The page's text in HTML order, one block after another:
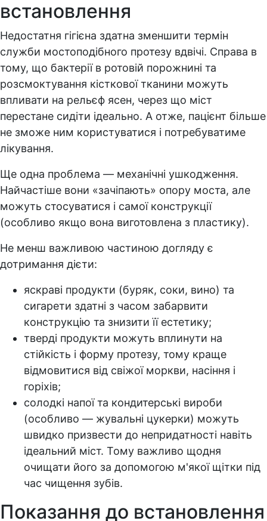
встановлення
Недостатня гігієна здатна зменшити термін
служби мостоподібного протезу вдвічі. Справа в
тому, що бактерії в ротовій порожнині та
розсмоктування кісткової тканини можуть
впливати на рельєф ясен, через що міст
перестане сидіти ідеально. А отже, пацієнт більше
не зможе ним користуватися і потребуватиме
лікування.
Ще одна проблема — механічні ушкодження.
Найчастіше вони «зачіпають» опору моста, але
можуть стосуватися і самої конструкції
(особливо якщо вона виготовлена з пластику).
Не менш важливою частиною догляду є
дотримання дієти:
яскраві продукти (буряк, соки, вино) та
сигарети здатні з часом забарвити
конструкцію та знизити її естетику;
тверді продукти можуть вплинути на
стійкість і форму протезу, тому краще
відмовитися від свіжої моркви, насіння і
горіхів;
солодкі напої та кондитерські вироби
(особливо — жувальні цукерки) можуть
швидко призвести до непридатності навіть
ідеальний міст. Тому важливо щодня
очищати його за допомогою м'якої щітки під
час чищення зубів.
Показання до встановлення